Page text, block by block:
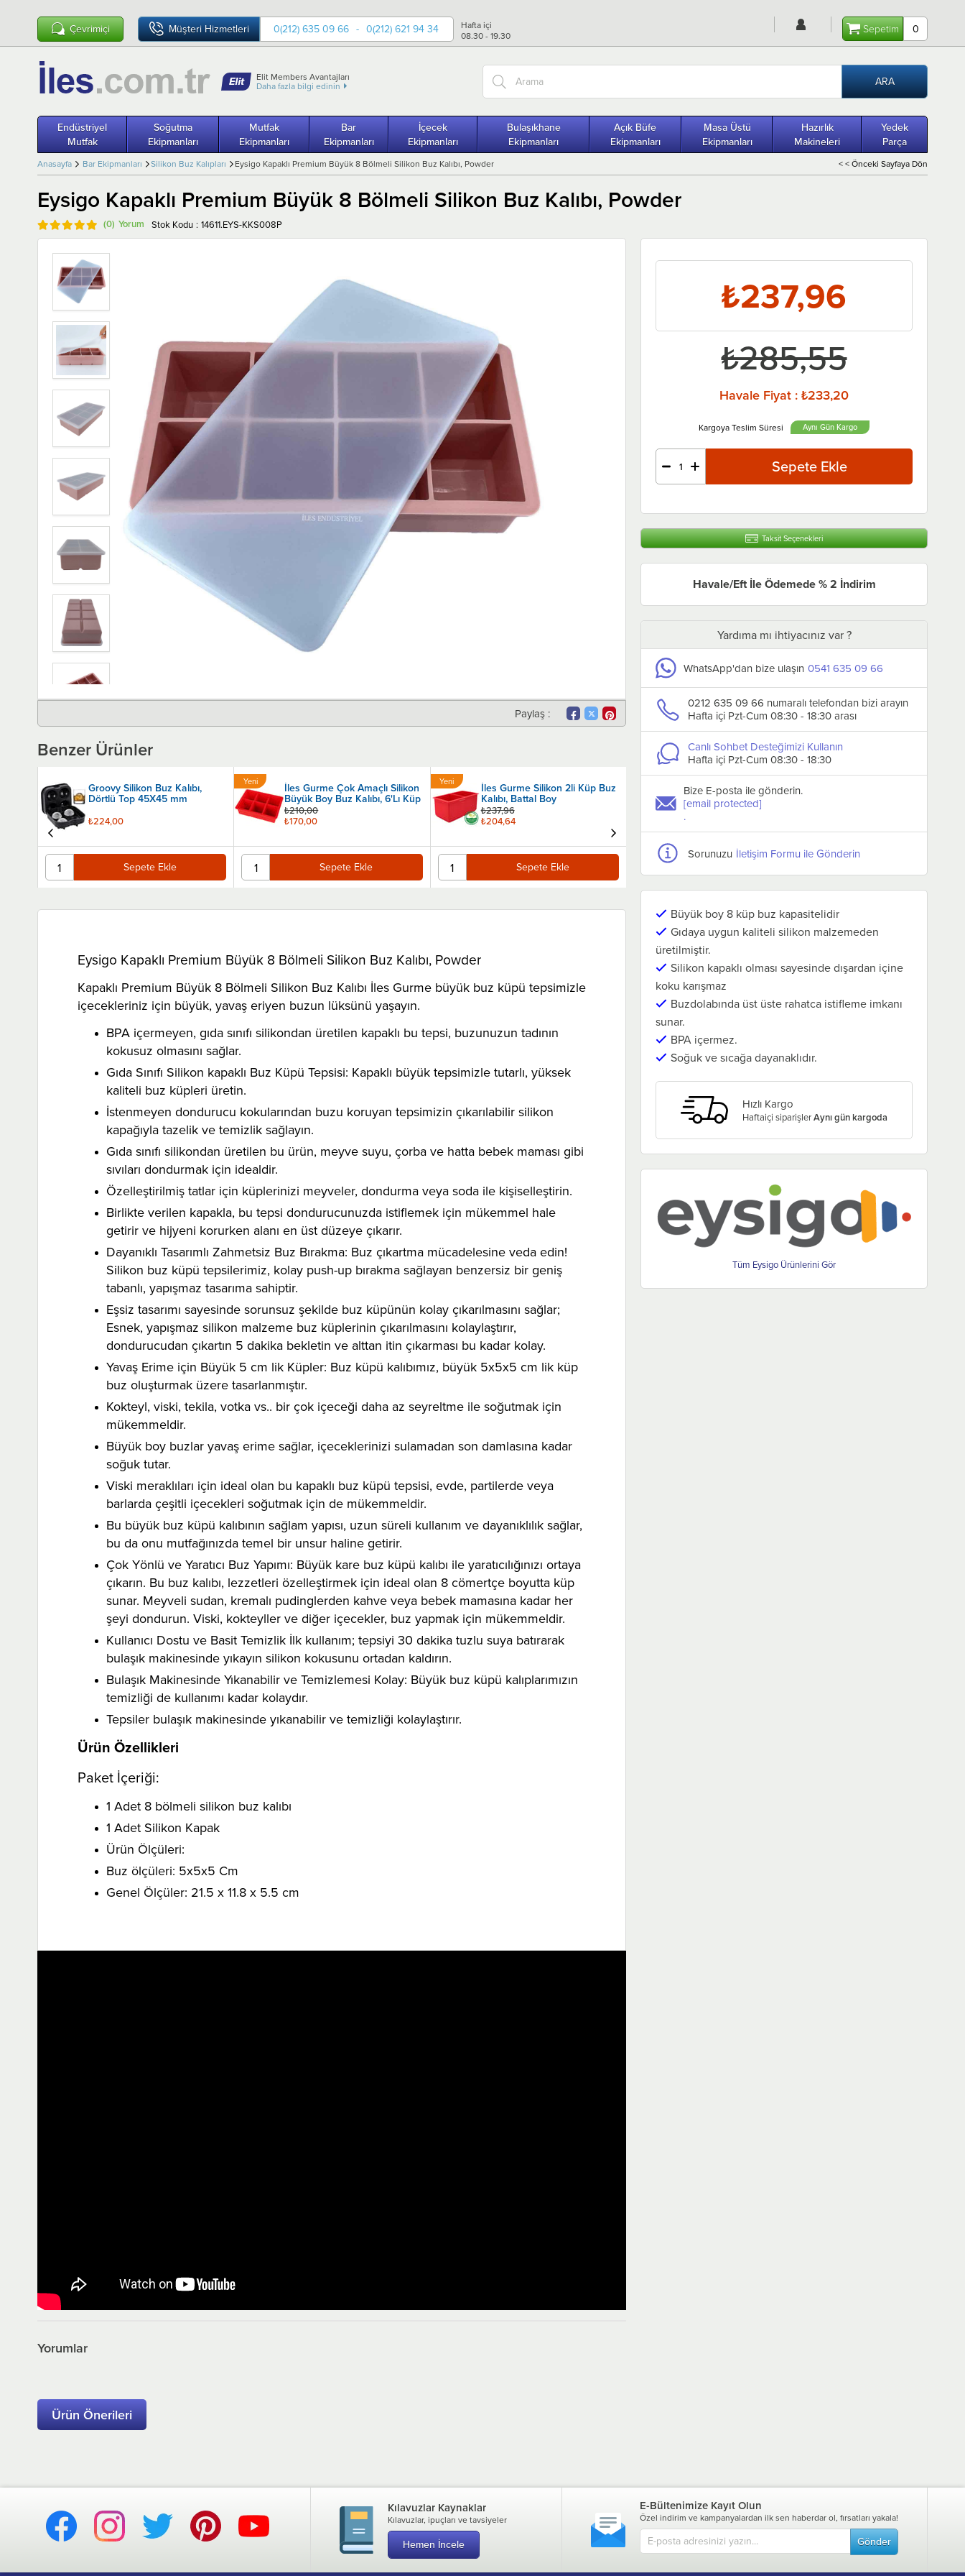
Çevrimiçi Müşteri Hizmetleri 0(212) 635 09 66 - 0(212) 621 94 34
Hafta içi
08.30 - 19.30
Sepetim 0
Elit Members Avantajları
Daha fazla bilgi edinin
Endüstriyel
Mutfak
Soğutma
Ekipmanları
Mutfak
Ekipmanları
Bar
Ekipmanları
İçecek
Ekipmanları
Bulaşıkhane
Ekipmanları
Açık Büfe
Ekipmanları
Masa Üstü
Ekipmanları
Hazırlık
Makineleri
Yedek
Parça
Anasayfa Bar Ekipmanları Silikon Buz Kalıpları Eysigo Kapaklı Premium Büyük 8 Bölmeli Silikon Buz Kalıbı, Powder < < Önceki Sayfaya Dön
Eysigo Kapaklı Premium Büyük 8 Bölmeli Silikon Buz Kalıbı, Powder
(0) Stok Kodu 14611.EYS-KKS008P
Paylaş :
Benzer Ürünler
Groovy Silikon Buz Kalıbı,
Dörtlü Top 45X45 mm
₺224,00
Sepete Ekle
İles Gurme Çok Amaçlı Silikon
Büyük Boy Buz Kalıbı, 6'Lı Küp
₺170,00
₺210,00
Sepete Ekle
Yeni
Ürün
İles Gurme Silikon 2li Küp Buz
Kalıbı, Battal Boy
₺204,64
₺237,96
Sepete Ekle
Yeni
Ürün
Gurme Chef Silikon Büyük
Boy Buz Kalıbı, 6'Lı Küp
₺170,00
₺210,00
Sepete Ekle
Eysigo Kapaklı Premium Büyük 8 Bölmeli Silikon Buz Kalıbı, Powder
Kapaklı Premium Büyük 8 Bölmeli Silikon Buz Kalıbı İles Gurme büyük buz küpü tepsimizle
içecekleriniz için büyük, yavaş eriyen buzun lüksünü yaşayın.
BPA içermeyen, gıda sınıfı silikondan üretilen kapaklı bu tepsi, buzunuzun tadının
kokusuz olmasını sağlar.
Gıda Sınıfı Silikon kapaklı Buz Küpü Tepsisi: Kapaklı büyük tepsimizle tutarlı, yüksek
kaliteli buz küpleri üretin.
İstenmeyen dondurucu kokularından buzu koruyan tepsimizin çıkarılabilir silikon
kapağıyla tazelik ve temizlik sağlayın.
Gıda sınıfı silikondan üretilen bu ürün, meyve suyu, çorba ve hatta bebek maması gibi
sıvıları dondurmak için idealdir.
Özelleştirilmiş tatlar için küplerinizi meyveler, dondurma veya soda ile kişiselleştirin.
Birlikte verilen kapakla, bu tepsi dondurucunuzda istiflemek için mükemmel hale
getirir ve hijyeni korurken alanı en üst düzeye çıkarır.
Dayanıklı Tasarımlı Zahmetsiz Buz Bırakma: Buz çıkartma mücadelesine veda edin!
Silikon buz küpü tepsilerimiz, kolay push-up bırakma sağlayan benzersiz bir geniş
tabanlı, yapışmaz tasarıma sahiptir.
Eşsiz tasarımı sayesinde sorunsuz şekilde buz küpünün kolay çıkarılmasını sağlar;
Esnek, yapışmaz silikon malzeme buz küplerinin çıkarılmasını kolaylaştırır,
dondurucudan çıkartın 5 dakika bekletin ve alttan itin çıkarması bu kadar kolay.
Yavaş Erime için Büyük 5 cm lik Küpler: Buz küpü kalıbımız, büyük 5x5x5 cm lik küp
buz oluşturmak üzere tasarlanmıştır.
Kokteyl, viski, tekila, votka vs.. bir çok içeceği daha az seyreltme ile soğutmak için
mükemmeldir.
Büyük boy buzlar yavaş erime sağlar, içeceklerinizi sulamadan son damlasına kadar
soğuk tutar.
Viski meraklıları için ideal olan bu kapaklı buz küpü tepsisi, evde, partilerde veya
barlarda çeşitli içecekleri soğutmak için de mükemmeldir.
Bu büyük buz küpü kalıbının sağlam yapısı, uzun süreli kullanım ve dayanıklılık sağlar,
bu da onu mutfağınızda temel bir unsur haline getirir.
Çok Yönlü ve Yaratıcı Buz Yapımı: Büyük kare buz küpü kalıbı ile yaratıcılığınızı ortaya
çıkarın. Bu buz kalıbı, lezzetleri özelleştirmek için ideal olan 8 cömertçe boyutta küp
sunar. Meyveli sudan, kremalı pudinglerden kahve veya bebek mamasına kadar her
şeyi dondurun. Viski, kokteyller ve diğer içecekler, buz yapmak için mükemmeldir.
Kullanıcı Dostu ve Basit Temizlik İlk kullanım; tepsiyi 30 dakika tuzlu suya batırarak
bulaşık makinesinde yıkayın silikon kokusunu ortadan kaldırın.
Bulaşık Makinesinde Yıkanabilir ve Temizlemesi Kolay: Büyük buz küpü kalıplarımızın
temizliği de kullanımı kadar kolaydır.
Tepsiler bulaşık makinesinde yıkanabilir ve temizliği kolaylaştırır.
Ürün Özellikleri
Paket İçeriği:
1 Adet 8 bölmeli silikon buz kalıbı
1 Adet Silikon Kapak
Ürün Ölçüleri:
Buz ölçüleri: 5x5x5 Cm
Genel Ölçüler: 21.5 x 11.8 x 5.5 cm
Yorumlar
Ürün Önerileri
₺237,96
₺285,55
Havale Fiyat : ₺233,20
Aynı Gün
Taksit Seçenekleri
Havale/Eft İle Ödemede % 2 İndirim
Yardıma mı ihtiyacınız var ?
WhatsApp'dan bize ulaşın 0541 635 09 66
0212 635 09 66 numaralı telefondan bizi arayın
Hafta içi Pzt-Cum 08:30 - 18:30 arası
Canlı Sohbet Desteğimizi Kullanın
Hafta içi Pzt-Cum 08:30 - 18:30
Bize E-posta ile gönderin.
[email protected]
.
Sorunuzu İletişim Formu ile Gönderin
Büyük boy 8 küp buz kapasitelidir
Gıdaya uygun kaliteli silikon malzemeden
üretilmiştir.
Silikon kapaklı olması sayesinde dışardan içine
koku karışmaz
Buzdolabında üst üste rahatca istifleme imkanı
sunar.
BPA içermez.
Soğuk ve sıcağa dayanaklıdır.
Hızlı Kargo
Haftaiçi siparişlerAynı gün kargoda
Eysigo
E-Bültenimize Kayıt Olun
Özel indirim ve kampanyalardan ilk sen haberdar ol, fırsatları yakala!
Gönder
Kılavuzlar Kaynaklar
Kılavuzlar, ipuçları ve tavsiyeler
Hemen İncele